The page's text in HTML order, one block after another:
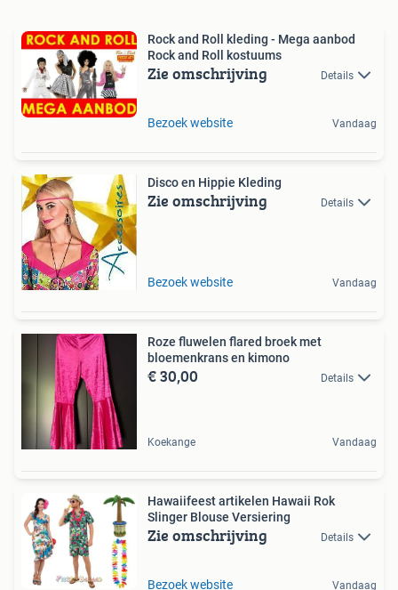
Rock and Roll kleding - Mega aanbod
Rock and Roll kostuums
Zie omschrijving Details
Bezoek website Vandaag
Disco en Hippie Kleding
Zie omschrijving Details
Bezoek website Vandaag
Roze fluwelen flared broek met
bloemenkrans en kimono
€ 30,00 Details
Koekange Vandaag
Hawaiifeest artikelen Hawaii Rok
Slinger Blouse Versiering
Zie omschrijving Details
Bezoek website Vandaag